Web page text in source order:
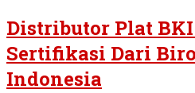
Distributor Plat
Sertifikasi Dari
Indonesia